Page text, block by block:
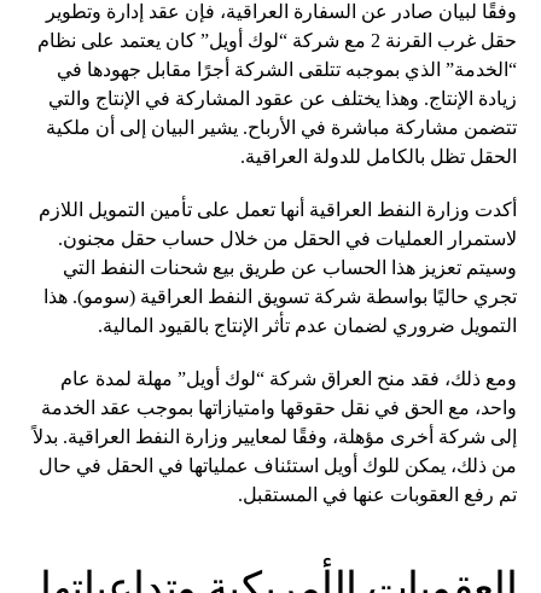
وفقًا لبيان صادر عن السفارة العراقية، فإن عقد إدارة وتطوير
حقل غرب القرنة 2 مع شركة “لوك أويل” كان يعتمد على نظام
“الخدمة” الذي بموجبه تتلقى الشركة أجرًا مقابل جهودها في
زيادة الإنتاج. وهذا يختلف عن عقود المشاركة في الإنتاج والتي
تتضمن مشاركة مباشرة في الأرباح. يشير البيان إلى أن ملكية
الحقل تظل بالكامل للدولة العراقية.
أكدت وزارة النفط العراقية أنها تعمل على تأمين التمويل اللازم
لاستمرار العمليات في الحقل من خلال حساب حقل مجنون.
وسيتم تعزيز هذا الحساب عن طريق بيع شحنات النفط التي
تجري حاليًا بواسطة شركة تسويق النفط العراقية (سومو). هذا
التمويل ضروري لضمان عدم تأثر الإنتاج بالقيود المالية.
ومع ذلك، فقد منح العراق شركة “لوك أويل” مهلة لمدة عام
واحد، مع الحق في نقل حقوقها وامتيازاتها بموجب عقد الخدمة
إلى شركة أخرى مؤهلة، وفقًا لمعايير وزارة النفط العراقية. بدلاً
من ذلك، يمكن للوك أويل استئناف عملياتها في الحقل في حال
تم رفع العقوبات عنها في المستقبل.